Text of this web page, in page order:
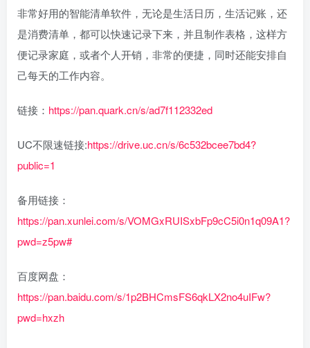
非常好用的智能清单软件，无论是生活日历，生活记账，还
是消费清单，都可以快速记录下来，并且制作表格，这样方
便记录家庭，或者个人开销，非常的便捷，同时还能安排自
己每天的工作内容。
链接： https://pan.quark.cn/s/ad7f112332ed
UC不限速链接:https://drive.uc.cn/s/6c532bcee7bd4?
public=1
备用链接：
https://pan.xunlei.com/s/VOMGxRUISxbFp9cC5i0n1q09A1?
pwd=z5pw#
百度网盘：
https://pan.baidu.com/s/1p2BHCmsFS6qkLX2no4uIFw?
pwd=hxzh